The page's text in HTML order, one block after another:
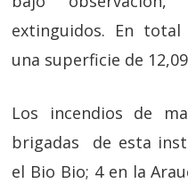
extinguidos. En total
una superficie de
Los incendios de
brigadas de esta
el Bio Bio; 4 en la